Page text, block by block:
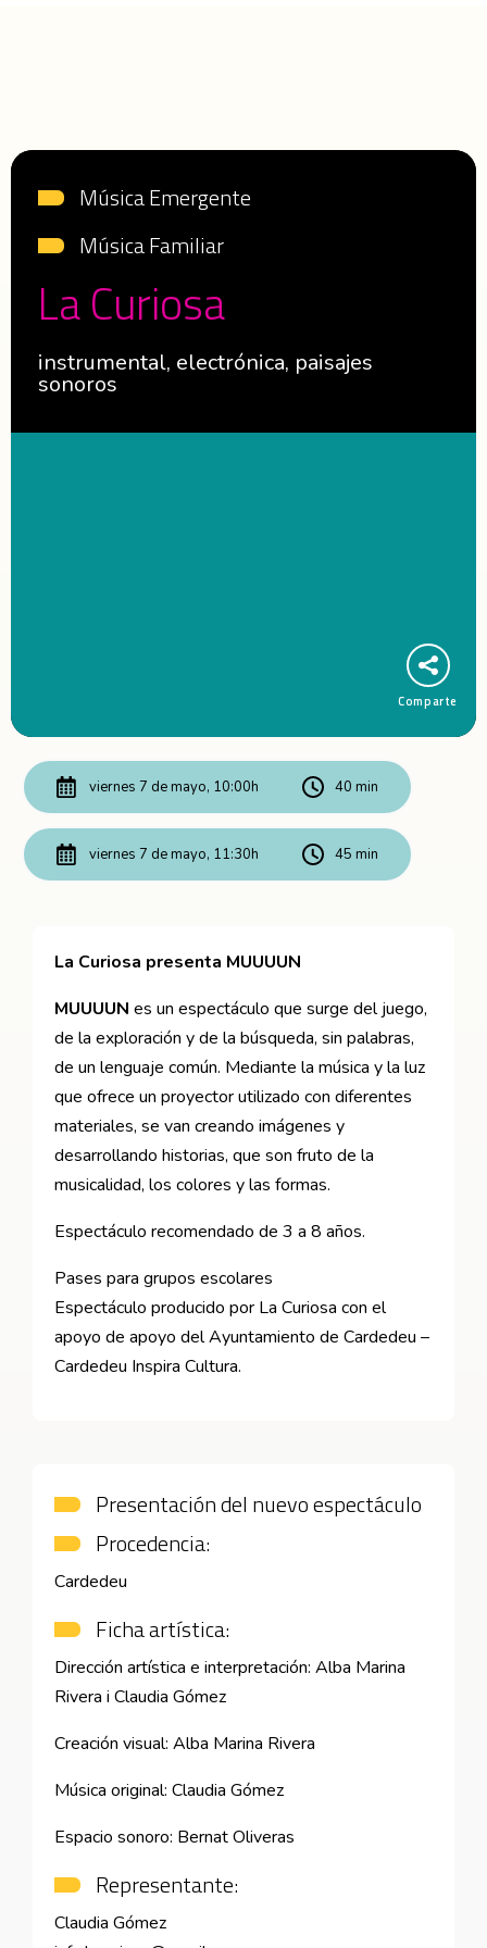
Música Emergente
Música Familiar
La Curiosa
instrumental, electrónica, paisajes
sonoros
Comparte
viernes 7 de mayo, 10:00h 40 min
viernes 7 de mayo, 11:30h 45 min
La Curiosa presenta MUUUUN
MUUUUN es un espectáculo que surge del juego,
de la exploración y de la búsqueda, sin palabras,
de un lenguaje común. Mediante la música y la luz
que ofrece un proyector utilizado con diferentes
materiales, se van creando imágenes y
desarrollando historias, que son fruto de la
musicalidad, los colores y las formas.
Espectáculo recomendado de 3 a 8 años.
Pases para grupos escolares
Espectáculo producido por La Curiosa con el
apoyo de apoyo del Ayuntamiento de Cardedeu –
Cardedeu Inspira Cultura.
Presentación del nuevo espectáculo
Procedencia:
Cardedeu
Ficha artística:
Dirección artística e interpretación: Alba Marina
Rivera i Claudia Gómez
Creación visual: Alba Marina Rivera
Música original: Claudia Gómez
Espacio sonoro: Bernat Oliveras
Representante:
Claudia Gómez